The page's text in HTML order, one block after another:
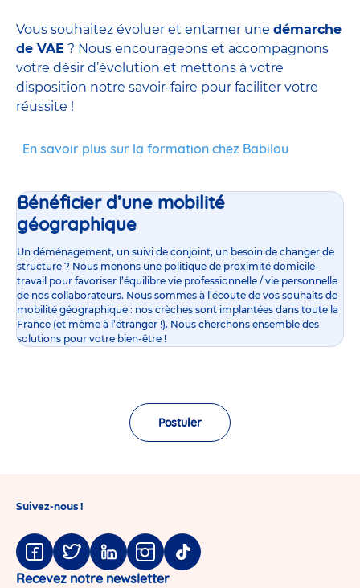
Vous souhaitez évoluer et entamer une démarche
de VAE ? Nous encourageons et accompagnons
votre désir d’évolution et mettons à votre
disposition notre savoir-faire pour faciliter votre
réussite !
En savoir plus sur la formation chez Babilou
Bénéficier d’une mobilité
géographique
Un déménagement, un suivi de conjoint, un besoin de changer de
structure ? Nous menons une politique de proximité domicile-
travail pour favoriser l’équilibre vie professionnelle / vie personnelle
de nos collaborateurs. Nous sommes à l’écoute de vos souhaits de
mobilité géographique : nos crèches sont implantées dans toute la
France (et même à l’étranger !). Nous cherchons ensemble des
solutions pour votre bien-être !
Postuler
Suivez-nous !
Facebook
TwitterLinkedinInstagram
Tiktok
Recevez notre newsletter